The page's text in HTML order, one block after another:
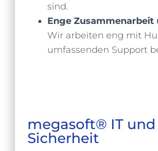
sind.
Enge
Wir arbeiten eng mit
umfassenden Support
megasoft® IT
Sicherheit